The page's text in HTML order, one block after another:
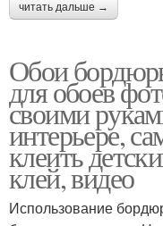
читать дальше →
Обои
для обоев
своими
интерьере,
клеить
клей, видео
Использование